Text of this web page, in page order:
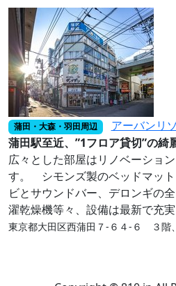
蒲田・大森・羽田周辺
アーバンリ
蒲田駅至近、”1フロア貸切”の綺
広々とした部屋はリノベーショ
す。 シモンズ製のベッドマッ
ビとサウンドバー、デロンギの
濯乾燥機等々、設備は最新で充
東京都大田区西蒲田７‐６４‐６ ３階